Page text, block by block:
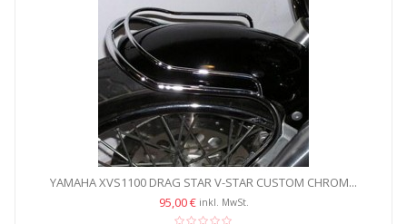
YAMAHA XVS1100 DRAG STAR V-STAR CUSTOM CHROM...
95,00 € inkl. MwSt.